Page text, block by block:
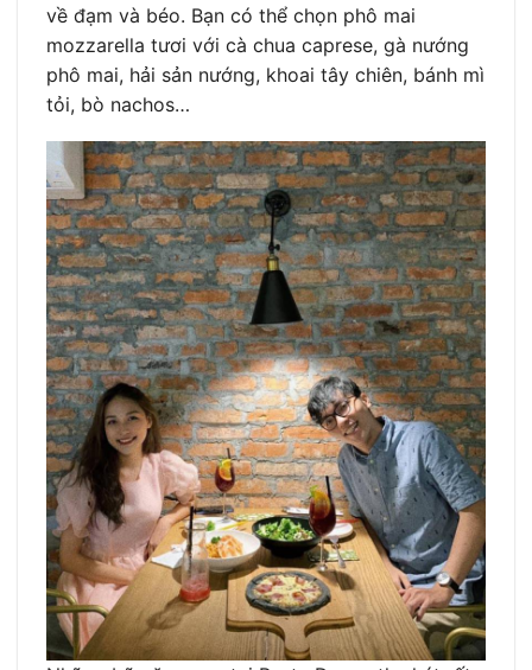
về đạm và béo. Bạn có thể chọn phô mai
mozzarella tươi với cà chua caprese, gà nướng
phô mai, hải sản nướng, khoai tây chiên, bánh mì
tỏi, bò nachos…